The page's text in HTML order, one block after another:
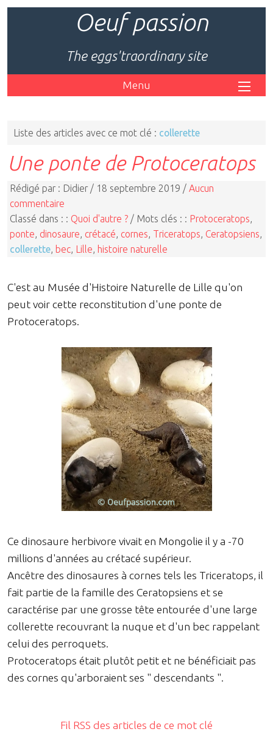
Oeuf passion
The eggs'traordinary site
Menu
Liste des articles avec ce mot clé : collerette
Une ponte de Protoceratops
Rédigé par : Didier / 18 septembre 2019 / Aucun
commentaire
Classé dans : : Quoi d'autre ? / Mots clés : : Protoceratops
ponte dinosaure crétacé cornes Triceratops Ceratopsiens
collerette bec Lille histoire naturelle
C'est au Musée d'Histoire Naturelle de Lille qu'on
peut voir cette reconstitution d'une ponte de
Protoceratops.
Ce dinosaure herbivore vivait en Mongolie il y a -70
millions d'années au crétacé supérieur.
Ancêtre des dinosaures à cornes tels les Triceratops, il
fait partie de la famille des Ceratopsiens et se
caractérise par une grosse tête entourée d'une large
collerette recouvrant la nuque et d'un bec rappelant
celui des perroquets.
Protoceratops était plutôt petit et ne bénéficiait pas
des cornes qu'arboraient ses " descendants ".
Fil RSS des articles de ce mot clé